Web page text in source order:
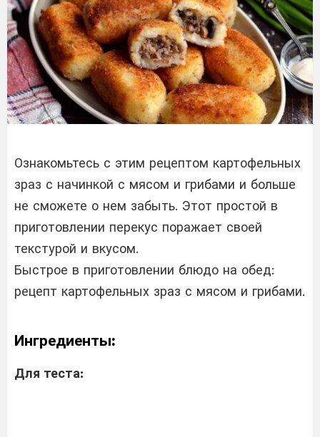
Ознакомьтесь с этим рецептом картофельных
зраз с начинкой с мясом и грибами и больше
не сможете о нем забыть. Этот простой в
приготовлении перекус поражает своей
текстурой и вкусом.
Быстрое в приготовлении блюдо на обед:
рецепт картофельных зраз с мясом и грибами.
Ингредиенты:
Для теста: